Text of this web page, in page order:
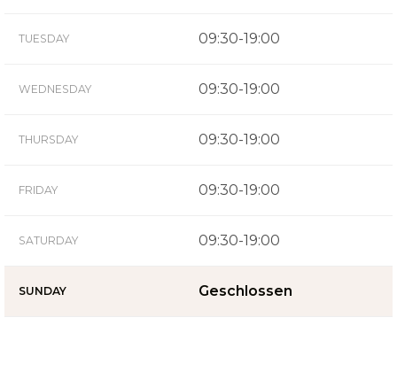
TUESDAY 09:30-19:00
WEDNESDAY 09:30-19:00
THURSDAY 09:30-19:00
FRIDAY 09:30-19:00
SATURDAY 09:30-19:00
SUNDAY Geschlossen